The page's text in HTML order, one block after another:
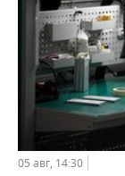
05 авг, 14:30